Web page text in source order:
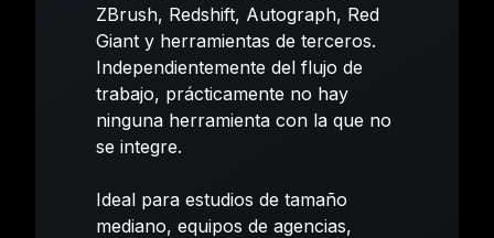
ZBrush, Redshift, Autograph, Red
Giant y herramientas de terceros.
Independientemente del flujo de
trabajo, prácticamente no hay
ninguna herramienta con la que no
se integre.
Ideal para estudios de tamaño
mediano, equipos de agencias,